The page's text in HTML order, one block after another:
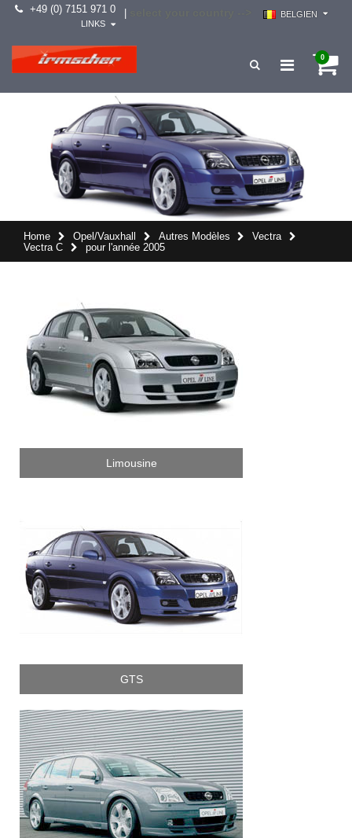
+49 (0) 7151 971 0
BELGIEN
LINKS
0
Home Opel/Vauxhall Autres Modèles
Vectra
Vectra C
pour l'année 2005
Limousine
GTS